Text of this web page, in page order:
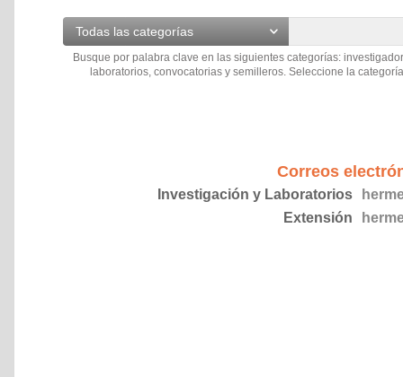
Todas las categorías
Busque por palabra clave en las siguientes categorías:
laboratorios, convocatorias y semilleros. Seleccione la
Correos
Investigación y Laboratorios
Extensión